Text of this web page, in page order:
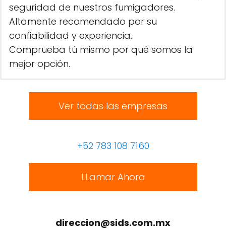
seguridad de nuestros fumigadores.
Altamente recomendado por su
confiabilidad y experiencia.
Comprueba tú mismo por qué somos la
mejor opción.
Ver todas las empresas
+52 783 108 7160
LLamar Ahora
direccion@sids.com.mx